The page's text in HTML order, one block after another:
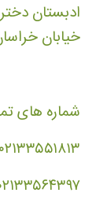
ادبستان
خیابان
شماره های
۰۲۱۳۳۵۵۱۸۱۳